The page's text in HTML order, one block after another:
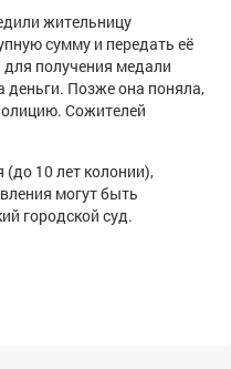
жительницу
сумму и передать её
получения медали
Позже она поняла,
Сожителей
10 лет колонии),
могут быть
городской суд.